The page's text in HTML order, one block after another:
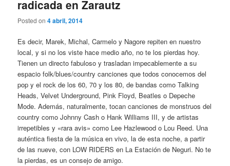
radicada en Zarautz
Posted on4 abril, 2014
Es decir, Marek, Michal, Carmelo y Nagore repiten en nuestro
local, y si no los viste hace medio año, no te los pierdas hoy.
Tienen un directo fabuloso y trasladan impecablemente a su
espacio folk/blues/country canciones que todos conocemos del
pop y el rock de los 60, 70 y los 80, de bandas como Talking
Heads, Velvet Underground, Pink Floyd, Beatles o Depeche
Mode. Además, naturalmente, tocan canciones de monstruos del
country como Johnny Cash o Hank Williams III, y de artistas
irrepetibles y «rara avis» como Lee Hazlewood o Lou Reed. Una
auténtica fiesta de la música en vivo, la de esta noche, a partir
de las nueve, con LOW RIDERS en La Estación de Neguri. No te
la pierdas, es un consejo de amigo.